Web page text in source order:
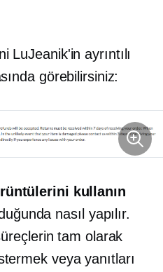
LuJeanik'in ayrıntılı
görebilirsiniz:
kullanın
nasıl yapılır.
tam olarak
veya yanıtları